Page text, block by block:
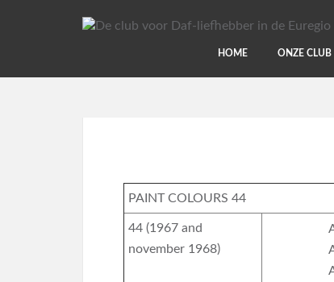
HOME ONZE CLUB
PAINT COLOURS 44
44 (1967 and
november 1968)